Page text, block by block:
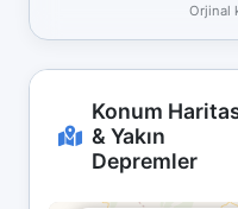
Orjinal
Konum
& Yakın
Depremler